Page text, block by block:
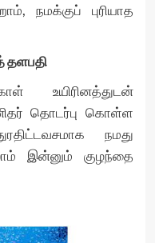
நமக்குப் புரியாத
தளபதி
உயிரினத்துடன்
தொடர்பு கொள்ள
நமது
இன்னும் குழந்தை